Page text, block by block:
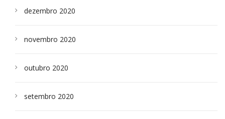
dezembro 2020
novembro 2020
outubro 2020
setembro 2020